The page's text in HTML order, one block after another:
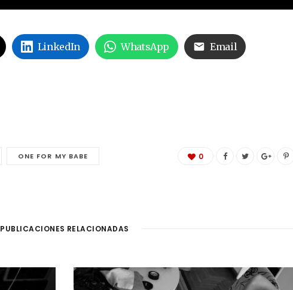
LinkedIn WhatsApp Email
ONE FOR MY BABE 0
PUBLICACIONES RELACIONADAS